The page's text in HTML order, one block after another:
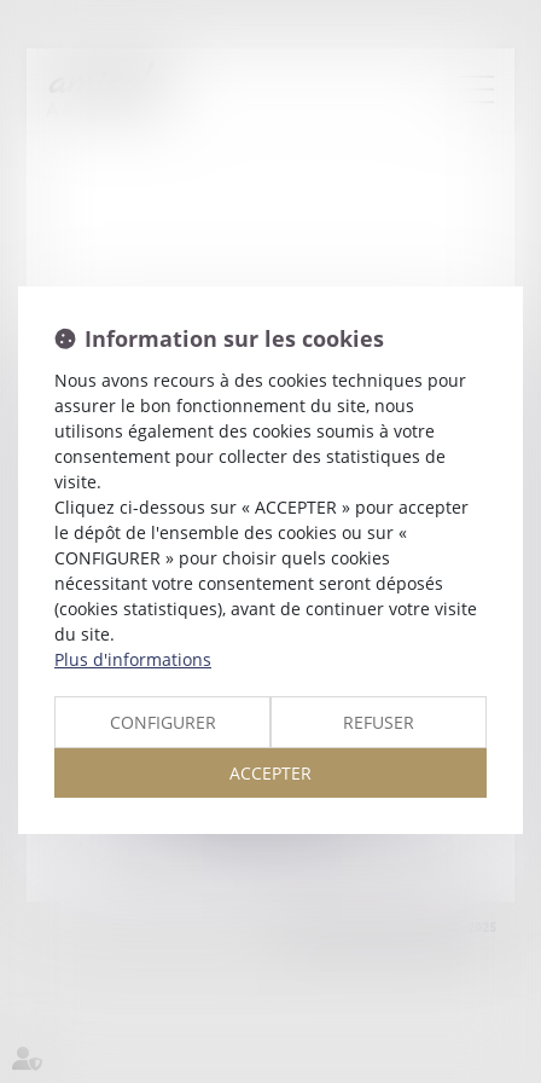
HenriCHESNAIS
10 AVENUE ANITA CONTI
35409 ST MALO
Tél :02 99 40 87 78
Retour
HonorairesMentions légalesPlan du site
11 Place des Cinq Martyrs du Lycée Buffon, 75014 PARIS
Information sur les cookies
Nous avons recours à des cookies techniques pour
assurer le bon fonctionnement du site, nous
utilisons également des cookies soumis à votre
consentement pour collecter des statistiques de
visite.
Cliquez ci-dessous sur « ACCEPTER » pour accepter
le dépôt de l'ensemble des cookies ou sur «
CONFIGURER » pour choisir quels cookies
nécessitant votre consentement seront déposés
(cookies statistiques), avant de continuer votre visite
du site.
Plus d'informations
CONFIGURER REFUSER
ACCEPTER